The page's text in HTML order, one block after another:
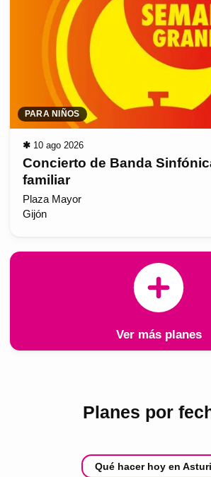
PARA NIÑOS
✱ 10 ago 2026
Concierto de Banda
familiar
Plaza Mayor
Gijón
Ver más planes
Planes por
Qué hacer hoy en